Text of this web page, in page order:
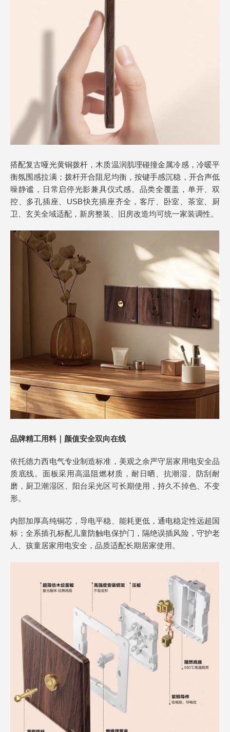
搭配复古哑光黄铜拨杆，木质温润肌理碰撞金属冷感，冷暖平
衡氛围感拉满；拨杆开合阻尼均衡，按键手感沉稳，开合声低
噪静谧，日常启停光影兼具仪式感。品类全覆盖，单开、双
控、多孔插座、USB快充插座齐全，客厅、卧室、茶室、厨
卫、玄关全域适配，新房整装、旧房改造均可统一家装调性。
品牌精工用料｜颜值安全双向在线
依托德力西电气专业制造标准，美观之余严守居家用电安全品
质底线。面板采用高温阻燃材质，耐日晒、抗潮湿、防刮耐
磨，厨卫潮湿区、阳台采光区可长期使用，持久不掉色、不变
形。
内部加厚高纯铜芯，导电平稳、能耗更低，通电稳定性远超国
标；全系插孔标配儿童防触电保护门，隔绝误插风险，守护老
人、孩童居家用电安全，品质适配长期居家使用。